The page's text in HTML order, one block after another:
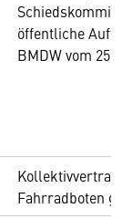
öffentliche
BMDW vom 25.
Fahrradboten